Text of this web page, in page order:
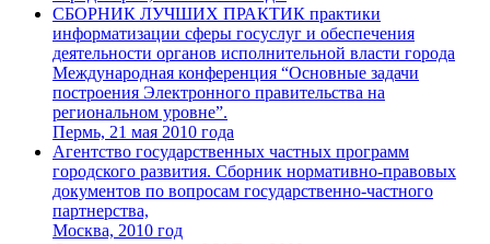
СБОРНИК ЛУЧШИХ ПРАКТИК практики
информатизации сферы госуслуг и обеспечения
деятельности органов исполнительной власти города
Международная конференция “Основные задачи
построения Электронного правительства на
региональном уровне”.
Пермь, 21 мая 2010 года
Агентство государственных частных программ
городского развития. Сборник нормативно-правовых
документов по вопросам государственно-частного
партнерства,
Москва, 2010 год